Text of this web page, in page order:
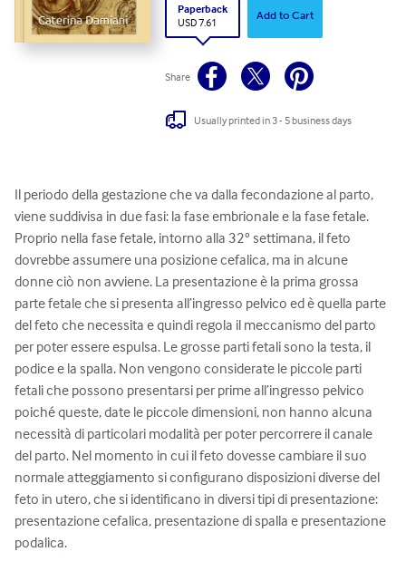
Paperback
USD 7.61
Add to Cart
Share
Usually printed in 3 - 5 business days
Il periodo della gestazione che va dalla fecondazione al parto,
viene suddivisa in due fasi: la fase embrionale e la fase fetale.
Proprio nella fase fetale, intorno alla 32° settimana, il feto
dovrebbe assumere una posizione cefalica, ma in alcune
donne ciò non avviene. La presentazione è la prima grossa
parte fetale che si presenta all’ingresso pelvico ed è quella parte
del feto che necessita e quindi regola il meccanismo del parto
per poter essere espulsa. Le grosse parti fetali sono la testa, il
podice e la spalla. Non vengono considerate le piccole parti
fetali che possono presentarsi per prime all’ingresso pelvico
poiché queste, date le piccole dimensioni, non hanno alcuna
necessità di particolari modalità per poter percorrere il canale
del parto. Nel momento in cui il feto dovesse cambiare il suo
normale atteggiamento si configurano disposizioni diverse del
feto in utero, che si identificano in diversi tipi di presentazione:
presentazione cefalica, presentazione di spalla e presentazione
podalica.